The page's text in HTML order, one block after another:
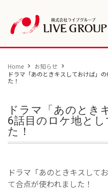
Home
お知らせ
ドラマ「あのときキスしておけば」
た！
ドラマ「あのとき
6話目のロケ地と
た！
ドラマ「あのときキスして
て合点が使われました！